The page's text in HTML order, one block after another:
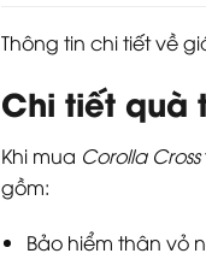
Thông tin chi tiết về
Chi tiết quà
Khi mua Corolla Cross
gồm:
Bảo hiểm thân vỏ